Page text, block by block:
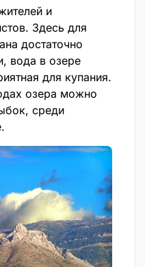
и
Здесь для
достаточно
вода в озере
для купания.
озера можно
среди